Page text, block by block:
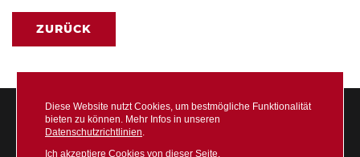
ZURÜCK
Diese Website nutzt Cookies, um bestmögliche Funktionalität
bieten zu können. Mehr Infos in unseren
Datenschutzrichtlinien.
Ich akzeptiere Cookies von dieser Seite.